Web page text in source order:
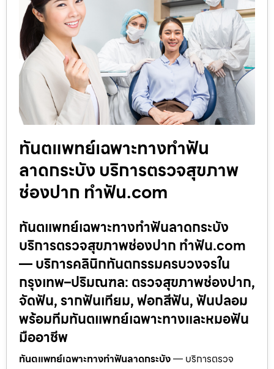
ทันตแพทย์เฉพาะทางทำฟัน
ลาดกระบัง บริการตรวจสุขภาพ
ช่องปาก ทำฟัน.com
ทันตแพทย์เฉพาะทางทำฟันลาดกระบัง
บริการตรวจสุขภาพช่องปาก ทำฟัน.com
— บริการคลินิกทันตกรรมครบวงจรใน
กรุงเทพ–ปริมณฑล: ตรวจสุขภาพช่องปาก,
จัดฟัน, รากฟันเทียม, ฟอกสีฟัน, ฟันปลอม
พร้อมทีมทันตแพทย์เฉพาะทางและหมอฟัน
มืออาชีพ
ทันตแพทย์เฉพาะทางทำฟันลาดกระบัง— บริการตรวจ